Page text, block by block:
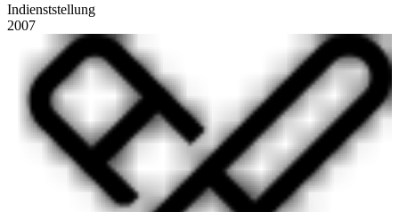
Indienststellung
2007